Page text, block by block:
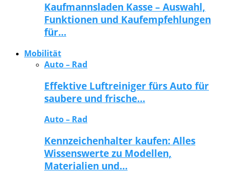
Kaufmannsladen Kasse – Auswahl,
Funktionen und Kaufempfehlungen
für…
Mobilität
Auto – Rad
Effektive Luftreiniger fürs Auto für
saubere und frische…
Auto – Rad
Kennzeichenhalter kaufen: Alles
Wissenswerte zu Modellen,
Materialien und…